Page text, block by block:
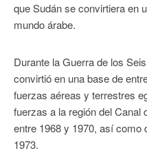
que Sudán se convirtiera en
mundo árabe.
Durante la Guerra de los
convirtió en una base de
fuerzas aéreas y terrestres
fuerzas a la región del Canal
entre 1968 y 1970, así como
1973.